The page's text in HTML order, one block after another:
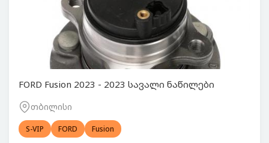
FORD Fusion 2023 - 2023 სავალი ნაწილები
თბილისი
S-VIP FORD Fusion